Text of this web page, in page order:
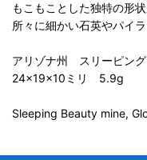
もこもことした独特の形
所々に細かい石英やパイ
アリゾナ州 スリーピング
24×19×10ミリ 5.9g
Sleeping Beauty mine,